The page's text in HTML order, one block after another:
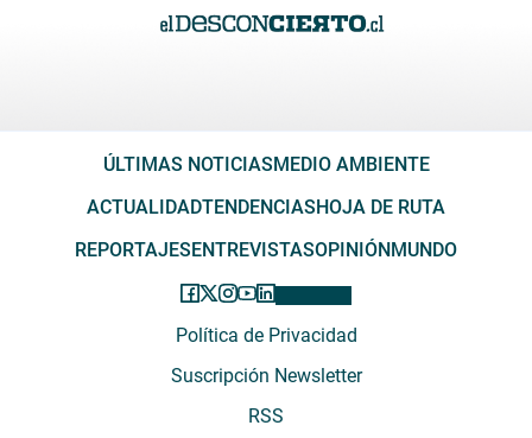
ÚLTIMAS NOTICIAS MEDIO AMBIENTE
ACTUALIDADTENDENCIAS HOJA DE RUTA
REPORTAJES ENTREVISTASOPINIÓN MUNDO
Política de Privacidad
Suscripción Newsletter
RSS